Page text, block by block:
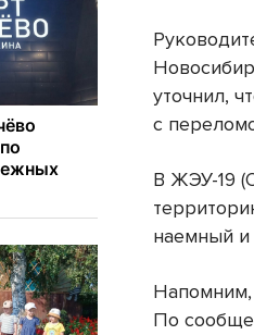
уточнил,
с
В ЖЭУ-19
наемный и
Напомним,
По